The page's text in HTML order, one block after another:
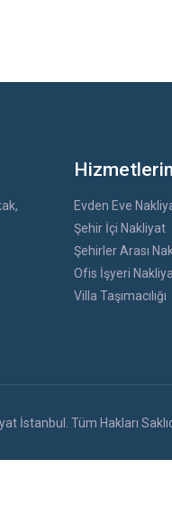
Evden Eve
Şehir İçi Nakliyat
Şehirler Arası
Ofis İşyeri
Villa Taşımacılığı
İstanbul. Tüm Hakları